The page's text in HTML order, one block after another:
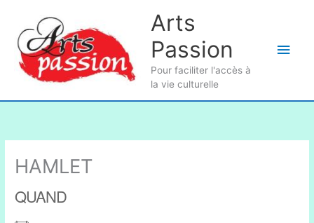
contenu
Arts
Passion
Pour faciliter l'accès à
la vie culturelle
HAMLET
QUAND